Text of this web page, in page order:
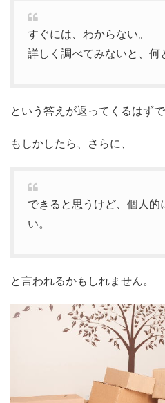
すぐには、わからない。
詳しく調べてみないと、何
という答えが返ってくるはずで
もしかしたら、さらに、
できると思うけど、個人的
い。
と言われるかもしれません。